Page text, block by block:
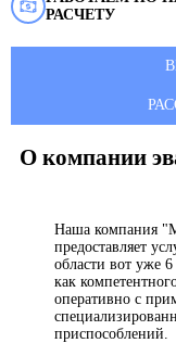
РАСЧЕТУ
О компании
Наша компания
предоставляет
области вот уже 6
как
оперативно с
приспособлений.